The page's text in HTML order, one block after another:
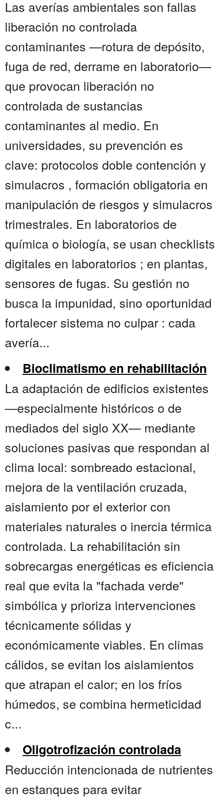
Las averías ambientales son fallas
liberación no controlada
contaminantes —rotura de depósito,
fuga de red, derrame en laboratorio—
que provocan liberación no
controlada de sustancias
contaminantes al medio. En
universidades, su prevención es
clave: protocolos doble contención y
simulacros , formación obligatoria en
manipulación de riesgos y simulacros
trimestrales. En laboratorios de
química o biología, se usan checklists
digitales en laboratorios ; en plantas,
sensores de fugas. Su gestión no
busca la impunidad, sino oportunidad
fortalecer sistema no culpar : cada
avería...
Bioclimatismo en rehabilitación
La adaptación de edificios existentes
—especialmente históricos o de
mediados del siglo XX— mediante
soluciones pasivas que respondan al
clima local: sombreado estacional,
mejora de la ventilación cruzada,
aislamiento por el exterior con
materiales naturales o inercia térmica
controlada. La rehabilitación sin
sobrecargas energéticas es eficiencia
real que evita la "fachada verde"
simbólica y prioriza intervenciones
técnicamente sólidas y
económicamente viables. En climas
cálidos, se evitan los aislamientos
que atrapan el calor; en los fríos
húmedos, se combina hermeticidad
c...
Oligotrofización controlada
Reducción intencionada de nutrientes
en estanques para evitar